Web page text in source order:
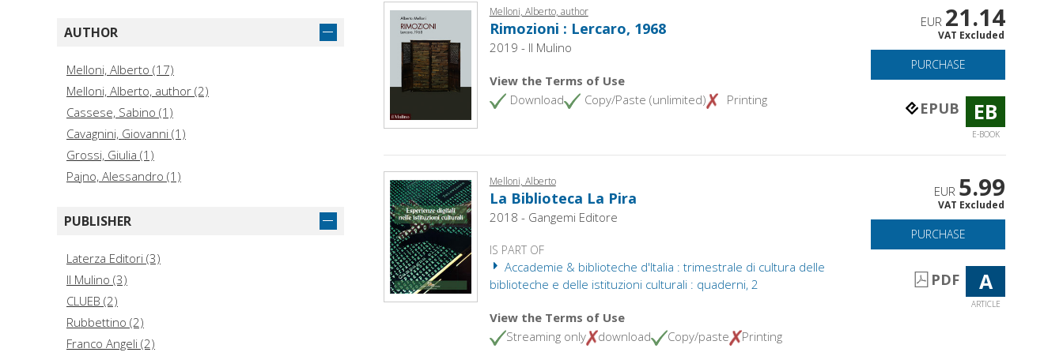
AUTHOR
Melloni, Alberto (17)
Melloni, Alberto, author (2)
Cassese, Sabino (1)
Cavagnini, Giovanni (1)
Grossi, Giulia (1)
Pajno, Alessandro (1)
PUBLISHER
Laterza Editori (3)
Il Mulino (3)
CLUEB (2)
Rubbettino (2)
Franco Angeli (2)
Melloni, Alberto, author
Rimozioni : Lercaro, 1968
2019 - Il Mulino
View the Terms of Use
Download
Copy/Paste (unlimited) Printing
EUR 21.14
VAT Excluded
PURCHASE
EPUB EB
E-BOOK
Melloni, Alberto
La Biblioteca La Pira
2018 - Gangemi Editore
IS PART OF
Accademie & biblioteche d'Italia : trimestrale di cultura delle
biblioteche e delle istituzioni culturali : quaderni, 2
View the Terms of Use
Streaming only
download Copy/paste Printing
EUR 5.99
VAT Excluded
PURCHASE
PDF A
ARTICLE